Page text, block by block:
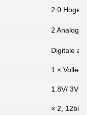
2.0 Hoge
2 Analoge
Digitale
1 ×
1.8V/ 3V
× 2, 12bits